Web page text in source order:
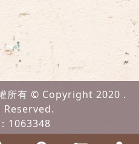
所有 © Copyright 2020 .
1063348